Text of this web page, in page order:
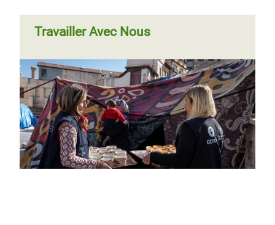
Travailler Avec Nous